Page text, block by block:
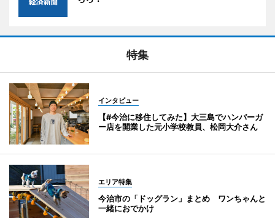
特集
インタビュー
【#今治に移住してみた】大三島でハンバーガ
ー店を開業した元小学校教員、松岡大介さん
エリア特集
今治市の「ドッグラン」まとめ ワンちゃんと
一緒におでかけ